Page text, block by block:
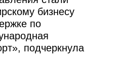
бизнесу
по
подчеркнула